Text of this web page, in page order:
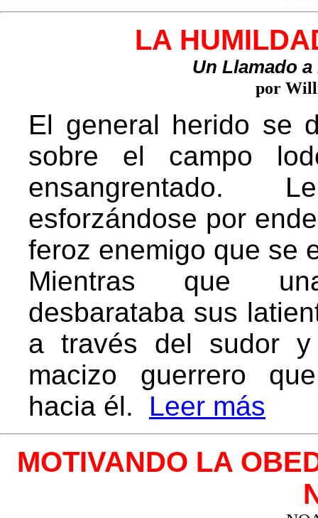
LA
Un Llamado
por
El general herido se
sobre el campo
ensangrentado.
esforzándose por
feroz enemigo que se
Mientras que
desbarataba sus
a través del sudor
macizo guerrero
hacia él. Leer más
MOTIVANDO LA